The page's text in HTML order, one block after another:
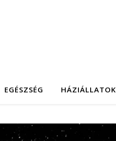
EGÉSZSÉG HÁZIÁLLATOK